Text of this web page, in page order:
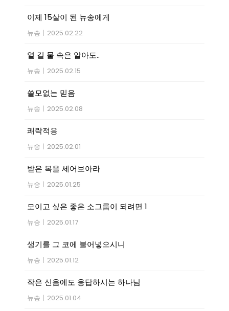
이제 15살이 된 뉴송에게
뉴송 | 2025.02.22
열 길 물 속은 알아도..
뉴송 | 2025.02.15
쓸모없는 믿음
뉴송 | 2025.02.08
쾌락적응
뉴송 | 2025.02.01
받은 복을 세어보아라
뉴송 | 2025.01.25
모이고 싶은 좋은 소그룹이 되려면 1
뉴송 | 2025.01.17
생기를 그 코에 불어넣으시니
뉴송 | 2025.01.12
작은 신음에도 응답하시는 하나님
뉴송 | 2025.01.04